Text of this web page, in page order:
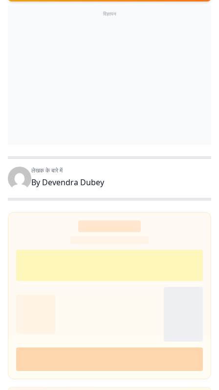
विज्ञापन
लेखक के बारे में
By Devendra Dubey